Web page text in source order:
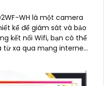
WH là một camera
kế để giám sát và bảo
xa qua mạng internet,